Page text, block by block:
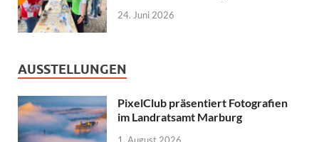
24. Juni 2026
AUSSTELLUNGEN
PixelClub präsentiert Fotografien
im Landratsamt Marburg
1. August 2026